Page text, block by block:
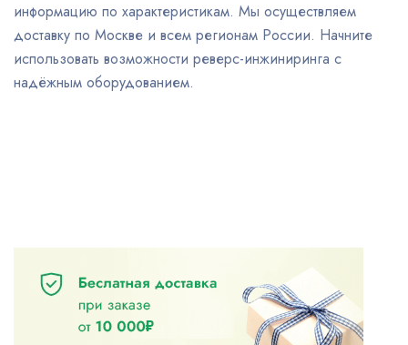
информацию по характеристикам. Мы осуществляем
доставку по Москве и всем регионам России. Начните
использовать возможности реверс-инжиниринга с
надёжным оборудованием.